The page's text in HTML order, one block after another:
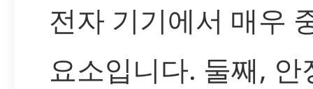
전자 기기에서 매우
요소입니다. 둘째, 안